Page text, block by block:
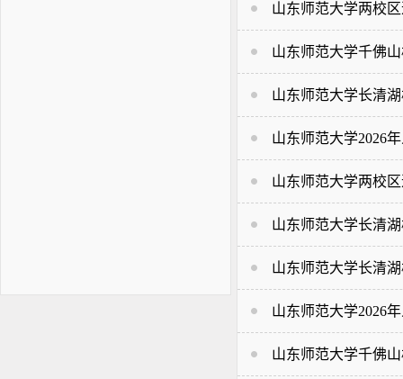
山东师范大学两校
山东师范大学千佛
山东师范大学长清
山东师范大学2026
山东师范大学两校
山东师范大学长清
山东师范大学长清
山东师范大学2026
山东师范大学千佛